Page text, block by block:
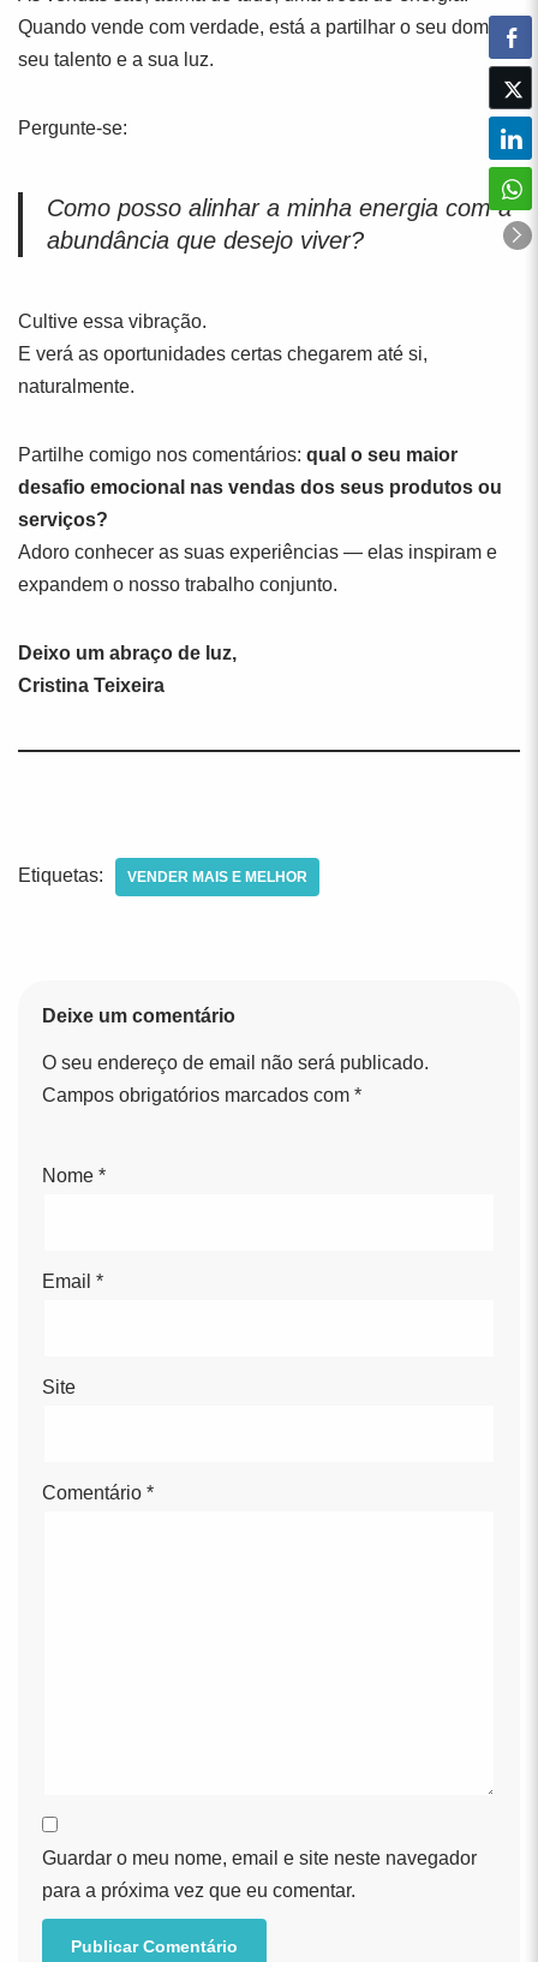
Quando vende com verdade, está a partilhar o seu dom, o
seu talento e a sua luz.
Pergunte-se:
Como posso alinhar a minha energia com a
abundância que desejo viver?
Cultive essa vibração.
E verá as oportunidades certas chegarem até si,
naturalmente.
Partilhe comigo nos comentários: qual o seu maior
desafio emocional nas vendas dos seus produtos ou
serviços?
Adoro conhecer as suas experiências — elas inspiram e
expandem o nosso trabalho conjunto.
Deixo um abraço de luz,
Cristina Teixeira
Etiquetas: VENDER MAIS E MELHOR
Deixe um comentário
O seu endereço de email não será publicado.
Campos obrigatórios marcados com *
Nome *
Email *
Site
Comentário *
Guardar o meu nome, email e site neste navegador
para a próxima vez que eu comentar.